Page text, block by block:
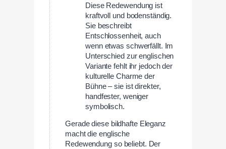
Diese Redewendung ist
kraftvoll und bodenständig.
Sie beschreibt
Entschlossenheit, auch
wenn etwas schwerfällt. Im
Unterschied zur englischen
Variante fehlt ihr jedoch der
kulturelle Charme der
Bühne – sie ist direkter,
handfester, weniger
symbolisch.
Gerade diese bildhafte Eleganz
macht die englische
Redewendung so beliebt. Der